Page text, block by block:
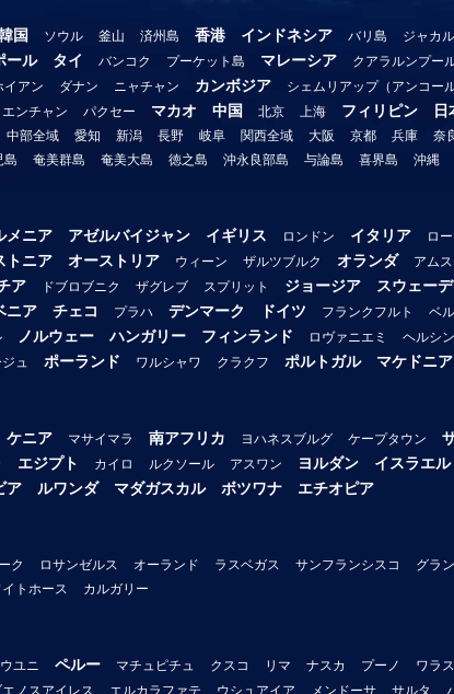
国 ソウル 釜山 済州島 香港 インドネシア バリ島 ジャカ
ール タイ バンコク プーケット島 マレーシア クアラルンプー
イアン ダナン ニャチャン カンボジア シェムリアップ（アンコー
エンチャン パクセー マカオ 中国 北京 上海 フィリピン 日
中部全域 愛知 新潟 長野 岐阜 関西全域 大阪 京都 兵庫 奈
島 奄美群島 奄美大島 徳之島 沖永良部島 与論島 喜界島 沖縄
メニア アゼルバイジャン イギリス ロンドン イタリア ロ
トニア オーストリア ウィーン ザルツブルク オランダ アム
ア ドブロブニク ザグレブ スプリット ジョージア スウェー
ニア チェコ プラハ デンマーク ドイツ フランクフルト ベ
ノルウェー ハンガリー フィンランド ロヴァニエミ ヘルシ
ュ ポーランド ワルシャワ クラクフ ポルトガル マケドニア
ケニア マサイマラ 南アフリカ ヨハネスブルグ ケープタウン
エジプト カイロ ルクソール アスワン ヨルダン イスラエル
ア ルワンダ マダガスカル ボツワナ エチオピア
ク ロサンゼルス オーランド ラスベガス サンフランシスコ グラ
トホース カルガリー
ウユニ ペルー マチュピチュ クスコ リマ ナスカ プーノ ワラス
エノスアイレス エルカラファテ ウシュアイア メンドーサ サルタ